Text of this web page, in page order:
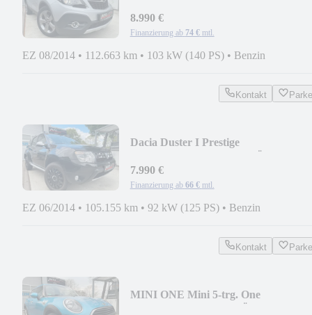
8.990 €
Finanzierung ab 74 € mtl.
EZ 08/2014 • 112.663 km • 103 kW (140 PS) • Benzin
Kontakt
Dacia Duster I Prestige
7.990 €
Finanzierung ab 66 € mtl.
EZ 06/2014 • 105.155 km • 92 kW (125 PS) • Benzin
Kontakt
MINI ONE Mini 5-trg. One